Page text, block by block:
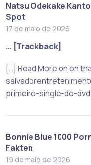
Natsu Odekake
Spot
17 de maio de 2026
… [Trackback]
[…] Read More on on
primeiro-single-do-
Bonnie Blue 1000
Fakten
19 de maio de 2026